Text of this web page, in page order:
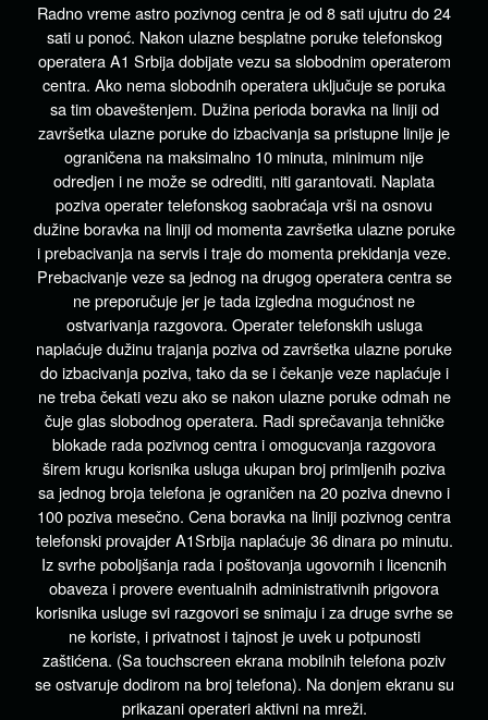
Radno vreme astro pozivnog centra je od 8 sati ujutru do 24
sati u ponoć. Nakon ulazne besplatne poruke telefonskog
operatera A1 Srbija dobijate vezu sa slobodnim operaterom
centra. Ako nema slobodnih operatera uključuje se poruka
sa tim obaveštenjem. Dužina perioda boravka na liniji od
završetka ulazne poruke do izbacivanja sa pristupne linije je
ograničena na maksimalno 10 minuta, minimum nije
odredjen i ne može se odrediti, niti garantovati. Naplata
poziva operater telefonskog saobraćaja vrši na osnovu
dužine boravka na liniji od momenta završetka ulazne poruke
i prebacivanja na servis i traje do momenta prekidanja veze.
Prebacivanje veze sa jednog na drugog operatera centra se
ne preporučuje jer je tada izgledna mogućnost ne
ostvarivanja razgovora. Operater telefonskih usluga
naplaćuje dužinu trajanja poziva od završetka ulazne poruke
do izbacivanja poziva, tako da se i čekanje veze naplaćuje i
ne treba čekati vezu ako se nakon ulazne poruke odmah ne
čuje glas slobodnog operatera. Radi sprečavanja tehničke
blokade rada pozivnog centra i omogucvanja razgovora
širem krugu korisnika usluga ukupan broj primljenih poziva
sa jednog broja telefona je ograničen na 20 poziva dnevno i
100 poziva mesečno. Cena boravka na liniji pozivnog centra
telefonski provajder A1Srbija naplaćuje 36 dinara po minutu.
Iz svrhe poboljšanja rada i poštovanja ugovornih i licencnih
obaveza i provere eventualnih administrativnih prigovora
korisnika usluge svi razgovori se snimaju i za druge svrhe se
ne koriste, i privatnost i tajnost je uvek u potpunosti
zaštićena. (Sa touchscreen ekrana mobilnih telefona poziv
se ostvaruje dodirom na broj telefona). Na donjem ekranu su
prikazani operateri aktivni na mreži.